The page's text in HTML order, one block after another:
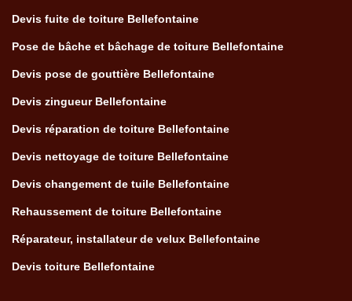
Devis fuite de toiture Bellefontaine
Pose de bâche et bâchage de toiture Bellefontaine
Devis pose de gouttière Bellefontaine
Devis zingueur Bellefontaine
Devis réparation de toiture Bellefontaine
Devis nettoyage de toiture Bellefontaine
Devis changement de tuile Bellefontaine
Rehaussement de toiture Bellefontaine
Réparateur, installateur de velux Bellefontaine
Devis toiture Bellefontaine